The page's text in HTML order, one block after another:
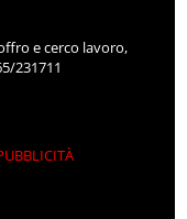
e cerco lavoro,
231711